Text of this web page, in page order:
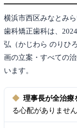
横浜市西区みなとみ
歯科矯正歯科は、
弘（かじわら のりひ
画の立案・すべての
います。
◆ 理事長が全治療
る心配がありません